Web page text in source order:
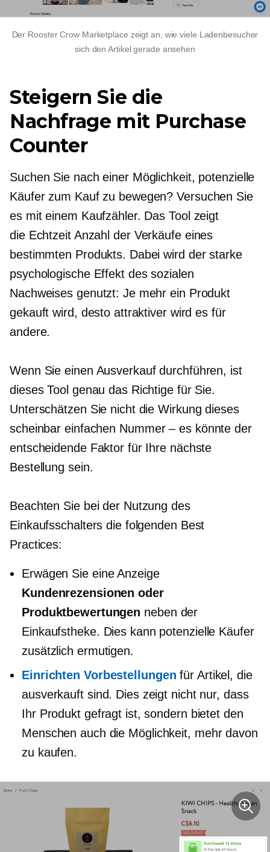
Der Rooster Crow Marketplace zeigt an, wie viele Ladenbesucher
sich den Artikel gerade ansehen
Steigern Sie die
Nachfrage mit Purchase
Counter
Suchen Sie nach einer Möglichkeit, potenzielle
Käufer zum Kauf zu bewegen? Versuchen Sie
es mit einem Kaufzähler. Das Tool zeigt
die EchtzeitAnzahl der Verkäufe eines
bestimmten Produkts. Dabei wird der starke
psychologische Effekt des sozialen
Nachweises genutzt: Je mehr ein Produkt
gekauft wird, desto attraktiver wird es für
andere.
Wenn Sie einen Ausverkauf durchführen, ist
dieses Tool genau das Richtige für Sie.
Unterschätzen Sie nicht die Wirkung dieses
scheinbar einfachen Nummer – eskönnte der
entscheidende Faktor für Ihre nächste
Bestellung sein.
Beachten Sie bei der Nutzung des
Einkaufsschalters die folgenden Best
Practices:
Erwägen Sie eine Anzeige
Kundenrezensionen oder
Produktbewertungen neben der
Einkaufstheke. Dies kann potenzielle Käufer
zusätzlich ermutigen.
Einrichten Vorbestellungen für Artikel, die
ausverkauft sind. Dies zeigt nicht nur, dass
Ihr Produkt gefragt ist, sondern bietet den
Menschen auch die Möglichkeit, mehr davon
zu kaufen.